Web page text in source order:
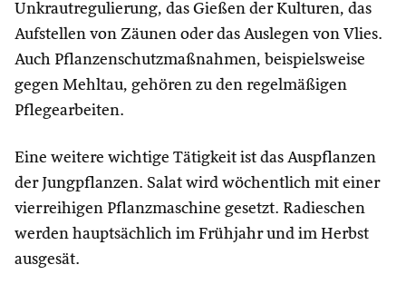
Unkrautregulierung, das Gießen der Kulturen, das
Aufstellen von Zäunen oder das Auslegen von Vlies.
Auch Pflanzenschutzmaßnahmen, beispielsweise
gegen Mehltau, gehören zu den regelmäßigen
Pflegearbeiten.
Eine weitere wichtige Tätigkeit ist das Auspflanzen
der Jungpflanzen. Salat wird wöchentlich mit einer
vierreihigen Pflanzmaschine gesetzt. Radieschen
werden hauptsächlich im Frühjahr und im Herbst
ausgesät.